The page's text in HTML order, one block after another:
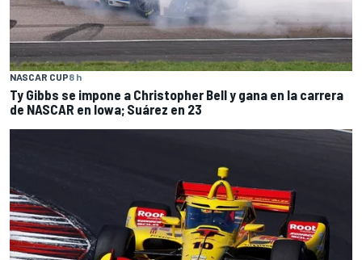
NASCAR CUP8 h
Ty Gibbs se impone a Christopher Bell y gana en la carrera
de NASCAR en Iowa; Suárez en 23